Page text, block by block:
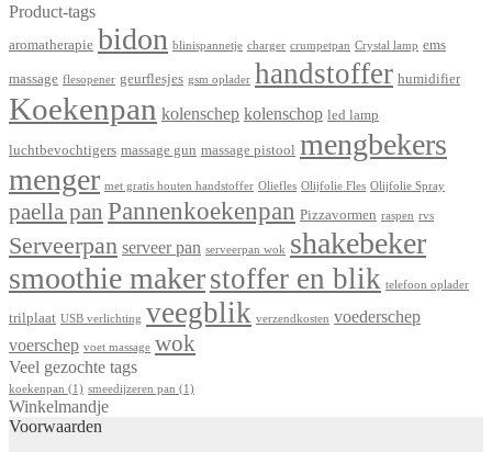
Product-tags
aromatherapie bidon blinispannetje charger crumpetpan Crystal lamp ems
massage flesopener geurflesjes gsm oplader handstoffer humidifier
Koekenpan kolenschep kolenschop led lamp
luchtbevochtigers massage gun massage pistool mengbekers
menger met gratis houten handstoffer Oliefles Olijfolie Fles Olijfolie Spray
paella pan Pannenkoekenpan Pizzavormen raspen rvs
Serveerpan serveer pan serveerpan wok shakebeker
smoothie makerstoffer en blik telefoon oplader
trilplaat USB verlichting veegblik verzendkosten voederschep
voerschep voet massage wok
Veel gezochte tags
koekenpan (1) smeedijzeren pan (1)
Winkelmandje
Voorwaarden